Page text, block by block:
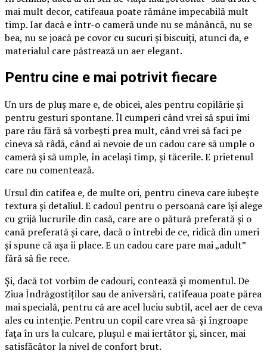
mai mult decor, catifeaua poate rămâne impecabilă mult
timp. Iar dacă e într-o cameră unde nu se mănâncă, nu se
bea, nu se joacă pe covor cu sucuri și biscuiți, atunci da, e
materialul care păstrează un aer elegant.
Pentru cine e mai potrivit fiecare
Un urs de pluș mare e, de obicei, ales pentru copilărie și
pentru gesturi spontane. Îl cumperi când vrei să spui îmi
pare rău fără să vorbești prea mult, când vrei să faci pe
cineva să râdă, când ai nevoie de un cadou care să umple o
cameră și să umple, în același timp, și tăcerile. E prietenul
care nu comentează.
Ursul din catifea e, de multe ori, pentru cineva care iubește
textura și detaliul. E cadoul pentru o persoană care își alege
cu grijă lucrurile din casă, care are o pătură preferată și o
cană preferată și care, dacă o întrebi de ce, ridică din umeri
și spune că așa îi place. E un cadou care pare mai „adult”
fără să fie rece.
Și, dacă tot vorbim de cadouri, contează și momentul. De
Ziua Îndrăgostiților sau de aniversări, catifeaua poate părea
mai specială, pentru că are acel luciu subtil, acel aer de ceva
ales cu intenție. Pentru un copil care vrea să-și îngroape
fața în urs la culcare, plușul e mai iertător și, sincer, mai
satisfăcător la nivel de confort brut.